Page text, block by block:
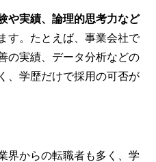
や実績、論理的思考力など
す。たとえば、事業会社で
の実績、データ分析などの
、学歴だけで採用の可否が
界からの転職者も多く、学